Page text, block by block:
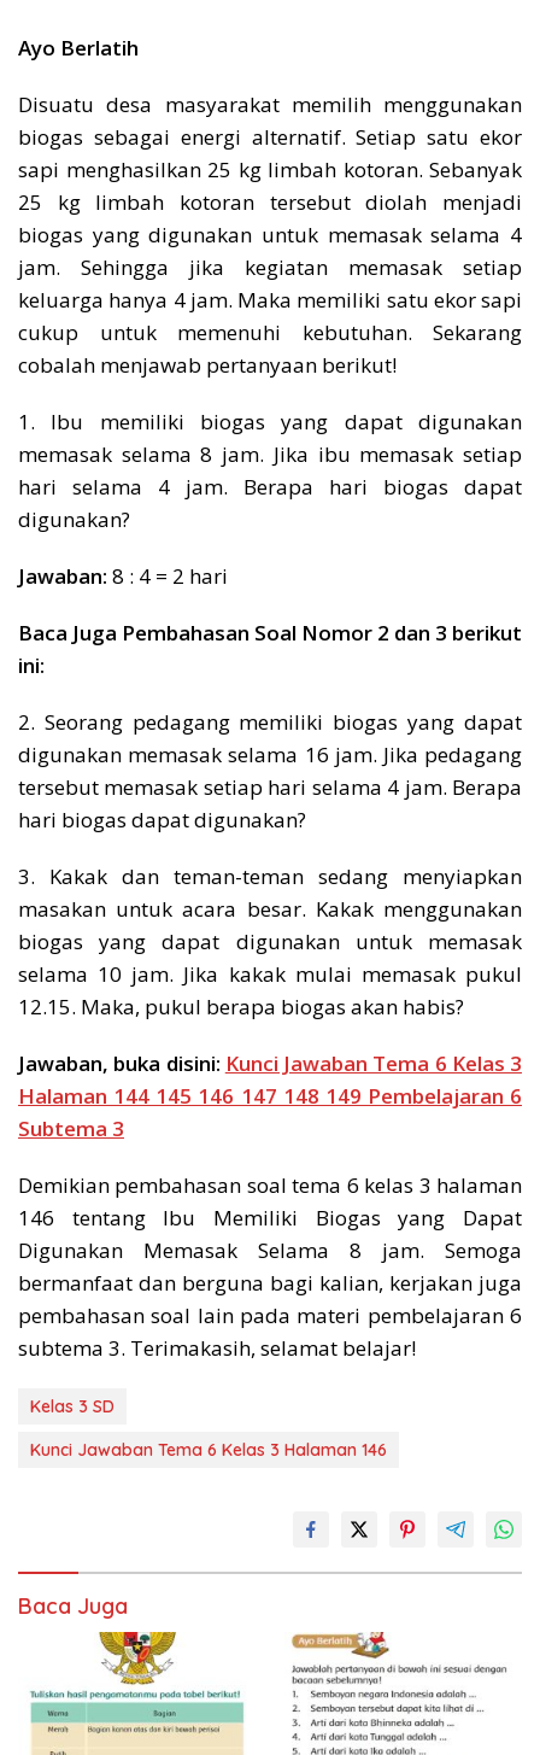
Ayo Berlatih
Disuatu desa masyarakat memilih menggunakan
biogas sebagai energi alternatif. Setiap satu ekor
sapi menghasilkan 25 kg limbah kotoran. Sebanyak
25 kg limbah kotoran tersebut diolah menjadi
biogas yang digunakan untuk memasak selama 4
jam. Sehingga jika kegiatan memasak setiap
keluarga hanya 4 jam. Maka memiliki satu ekor sapi
cukup untuk memenuhi kebutuhan. Sekarang
cobalah menjawab pertanyaan berikut!
1. Ibu memiliki biogas yang dapat digunakan
memasak selama 8 jam. Jika ibu memasak setiap
hari selama 4 jam. Berapa hari biogas dapat
digunakan?
Jawaban: 8 : 4 = 2 hari
Baca Juga Pembahasan Soal Nomor 2 dan 3 berikut
ini:
2. Seorang pedagang memiliki biogas yang dapat
digunakan memasak selama 16 jam. Jika pedagang
tersebut memasak setiap hari selama 4 jam. Berapa
hari biogas dapat digunakan?
3. Kakak dan teman-teman sedang menyiapkan
masakan untuk acara besar. Kakak menggunakan
biogas yang dapat digunakan untuk memasak
selama 10 jam. Jika kakak mulai memasak pukul
12.15. Maka, pukul berapa biogas akan habis?
Jawaban, buka disini: Kunci Jawaban Tema 6 Kelas 3
Halaman 144 145 146 147 148 149 Pembelajaran 6
Subtema 3
Demikian pembahasan soal tema 6 kelas 3 halaman
146 tentang Ibu Memiliki Biogas yang Dapat
Digunakan Memasak Selama 8 jam. Semoga
bermanfaat dan berguna bagi kalian, kerjakan juga
pembahasan soal lain pada materi pembelajaran 6
subtema 3. Terimakasih, selamat belajar!
Kelas 3 SD
Kunci Jawaban Tema 6 Kelas 3 Halaman 146
Baca Juga